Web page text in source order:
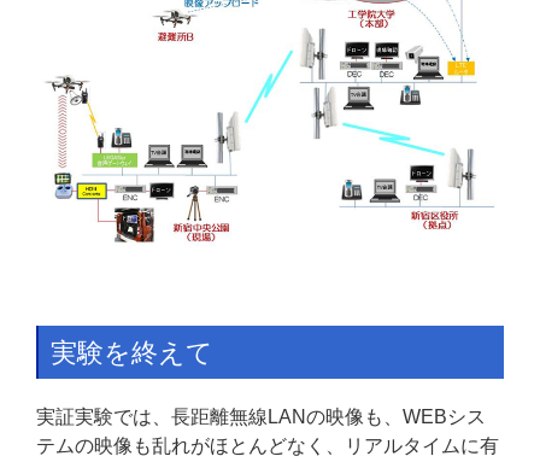
実験を終えて
実証実験では、長距離無線LANの映像も、WEBシス
テムの映像も乱れがほとんどなく、リアルタイムに有